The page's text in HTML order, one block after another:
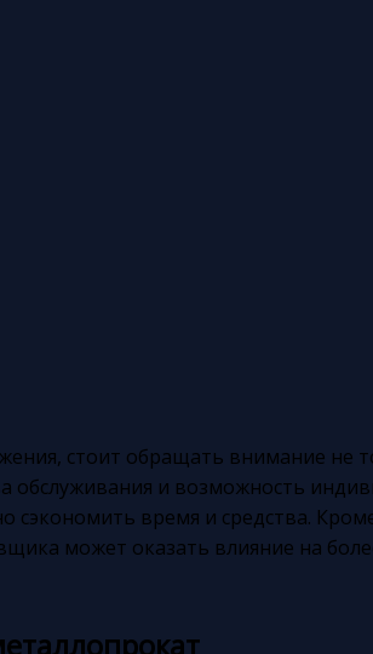
стоит обращать внимание не
обслуживания и возможность
сэкономить время и средства.
может оказать влияние на